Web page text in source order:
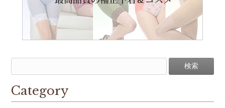
Category